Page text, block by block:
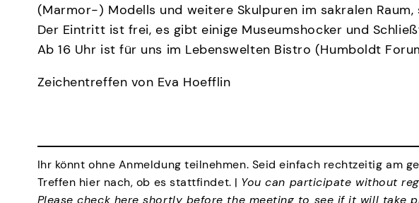
(Marmor-) Modells und weitere Skulpuren im sakralen Raum,
Der Eintritt ist frei, es gibt einige Museumshocker und
Ab 16 Uhr ist für uns im Lebenswelten Bistro (Humboldt
Zeichentreffen von Eva Hoefflin
Ihr könnt ohne Anmeldung teilnehmen. Seid einfach rechtzeitig am
Treffen hier nach, ob es stattfindet. | You can participate without